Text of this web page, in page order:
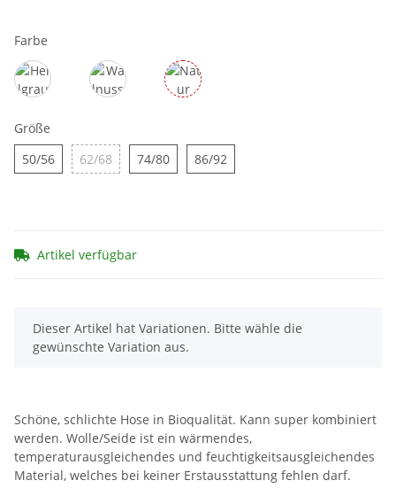
Farbe
Größe
50/5650/5662/68 62/6874/8074/8086/92
Artikel verfügbar
x
Dieser Artikel hat Variationen. Bitte wähle die
gewünschte Variation aus.
Schöne, schlichte Hose in Bioqualität. Kann super kombiniert
werden. Wolle/Seide ist ein wärmendes,
temperaturausgleichendes und feuchtigkeitsausgleichendes
Material, welches bei keiner Erstausstattung fehlen darf.